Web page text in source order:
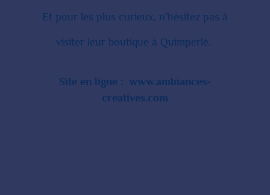
Et pour les plus curieux, n’hésitez pas à
visiter leur boutique à Quimperlé.
Site en ligne : www.ambiances-
creatives.com